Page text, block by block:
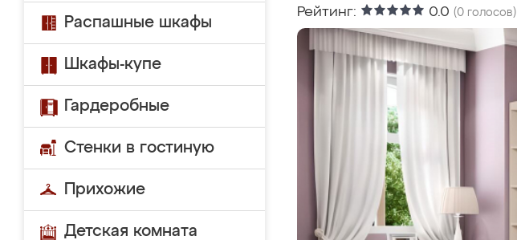
Распашные шкафы
Шкафы-купе
Гардеробные
Стенки в гостиную
Прихожие
Детская комната
Рейтинг: 0.0 (0 голосов)